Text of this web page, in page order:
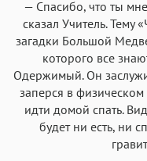
— Спасибо, что ты
сказал Учитель. Тему
загадки Большой
которого все
Одержимый. Он
заперся в физическом
идти домой спать.
будет ни есть, ни